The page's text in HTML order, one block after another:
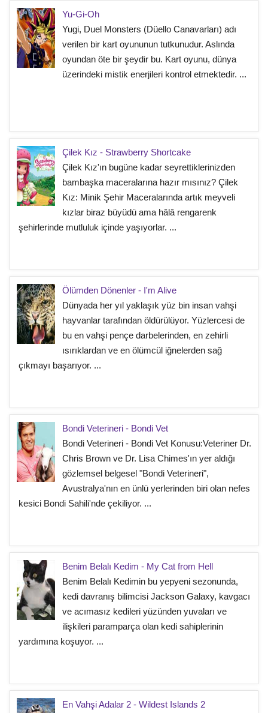
Yu-Gi-Oh
Yugi, Duel Monsters (Düello Canavarları) adı
verilen bir kart oyununun tutkunudur. Aslında
oyundan öte bir şeydir bu. Kart oyunu, dünya
üzerindeki mistik enerjileri kontrol etmektedir. ...
Çilek Kız - Strawberry Shortcake
Çilek Kız'ın bugüne kadar seyrettiklerinizden
bambaşka maceralarına hazır mısınız? Çilek
Kız: Minik Şehir Maceralarında artık meyveli
kızlar biraz büyüdü ama hâlâ rengarenk
şehirlerinde mutluluk içinde yaşıyorlar. ...
Ölümden Dönenler - I'm Alive
Dünyada her yıl yaklaşık yüz bin insan vahşi
hayvanlar tarafından öldürülüyor. Yüzlercesi de
bu en vahşi pençe darbelerinden, en zehirli
ısırıklardan ve en ölümcül iğnelerden sağ
çıkmayı başarıyor. ...
Bondi Veterineri - Bondi Vet
Bondi Veterineri - Bondi Vet Konusu:Veteriner Dr.
Chris Brown ve Dr. Lisa Chimes'ın yer aldığı
gözlemsel belgesel "Bondi Veterineri",
Avustralya'nın en ünlü yerlerinden biri olan nefes
kesici Bondi Sahili'nde çekiliyor. ...
Benim Belalı Kedim - My Cat from Hell
Benim Belalı Kedimin bu yepyeni sezonunda,
kedi davranış bilimcisi Jackson Galaxy, kavgacı
ve acımasız kedileri yüzünden yuvaları ve
ilişkileri paramparça olan kedi sahiplerinin
yardımına koşuyor. ...
En Vahşi Adalar 2 - Wildest Islands 2